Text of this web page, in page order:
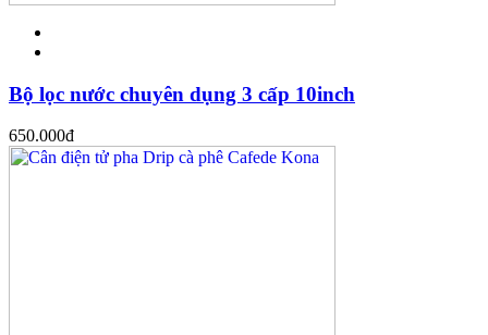
Bộ lọc nước chuyên dụng 3 cấp 10inch
650.000đ